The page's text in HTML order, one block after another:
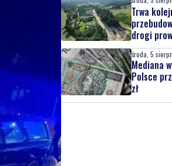
WAŻNE
Pożar
objęty
środa, 5
PEJ
budowę